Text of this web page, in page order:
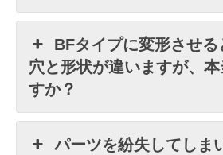
BFタイプに変形させる
穴と形状が違いますが、
すか？
パーツを紛失してしま